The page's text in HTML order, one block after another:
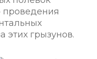
проведения
этих грызунов.